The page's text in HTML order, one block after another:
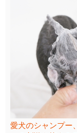
愛犬のシャンプー